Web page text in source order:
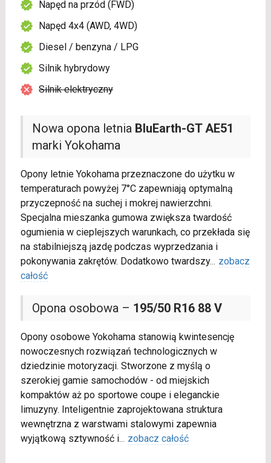
Nowa opona letnia BluEarth-GT AE51
marki Yokohama
Opony letnie Yokohama przeznaczone do użytku w
temperaturach powyżej 7°C zapewniają optymalną
przyczepność na suchej i mokrej nawierzchni.
Specjalna mieszanka gumowa zwiększa twardość
ogumienia w cieplejszych warunkach, co przekłada się
na stabilniejszą jazdę podczas wyprzedzania i
pokonywania zakrętów. Dodatkowo twardszy... zobacz
całość
Opona osobowa – 195/50 R16 88 V
Opony osobowe Yokohama stanowią kwintesencję
nowoczesnych rozwiązań technologicznych w
dziedzinie motoryzacji. Stworzone z myślą o
szerokiej gamie samochodów - od miejskich
kompaktów aż po sportowe coupe i eleganckie
limuzyny. Inteligentnie zaprojektowana struktura
wewnętrzna z warstwami stalowymi zapewnia
wyjątkową sztywność i... zobacz całość
Napęd na przód (FWD)
Napęd 4x4 (AWD, 4WD)
Diesel / benzyna / LPG
Silnik hybrydowy
Silnik elektryczny